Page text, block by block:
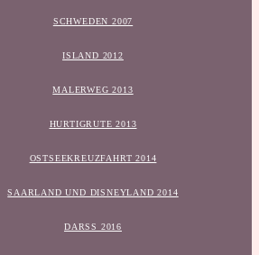
SCHWEDEN 2007
ISLAND 2012
MALERWEG 2013
HURTIGRUTE 2013
OSTSEEKREUZFAHRT 2014
SAARLAND UND DISNEYLAND 2014
DARSS 2016